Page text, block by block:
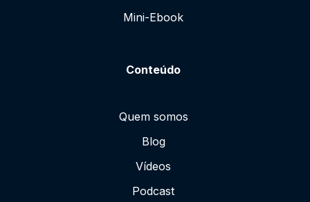
Mini-Ebook
Conteúdo
Quem somos
Blog
Vídeos
Podcast